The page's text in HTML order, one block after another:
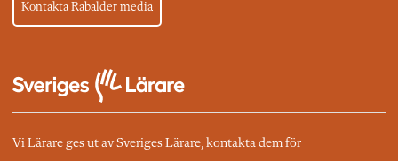
Kontakta Rabalder media
Vi Lärare ges ut av Sveriges Lärare, kontakta dem för